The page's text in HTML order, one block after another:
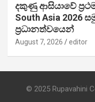
දකුණු ආසියාවේ
South Asia 2026
ප්‍රධානත්වයෙන්
August 7, 2026 editor
© 2025 Rupavahini